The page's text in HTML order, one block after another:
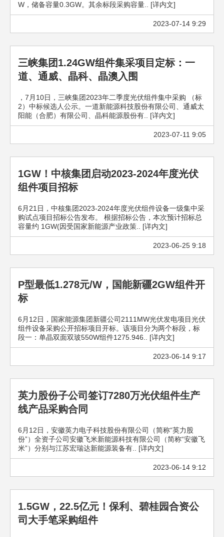
W，储备容量0.3GW。其余标段采购容量.. [详内文]
2023-07-14 9:29
三峡集团1.24GW组件集采项目定标：一
道、通威、晶科、晶澳入围
，7月10日，三峡集团2023年二季度光伏组件集中采购 （标
2）中标候选人公示。一道新能源科技股份有限公司、通威太
阳能（合肥）有限公司、晶科能源股份有.. [详内文]
2023-07-11 9:05
1GW！中核集团启动2023-2024年度光伏
组件项目招标
6月21日，中核集团2023-2024年度光伏组件设备一级集中采
购试点项目招标公告发布。 根据招标公告，本次预计招标总
容量约 1GW(因受国家新能源产业政策.. [详内文]
2023-06-25 9:18
P型最低1.278元/W，国能新疆2GW组件开
标
6月12日，国家能源集团新疆公司2111MW光伏发电项目光伏
组件设备采购公开招标项目开标。该项目分为两个标段，标
段一：单晶双面双玻550W组件1275.946.. [详内文]
2023-06-14 9:17
英力股份子公司签订7280万光伏组件生产
线产品采购合同
6月12日，安徽英力电子科技股份有限公司（简称“英力股
份”）全资子公司安徽飞米新能源科技有限公司（简称“安徽飞
米”）分别与江苏宏瑞达新能源装备有.. [详内文]
2023-06-14 9:12
1.5GW，22.5亿元！保利、碧桂园合资公
司大手笔采购组件